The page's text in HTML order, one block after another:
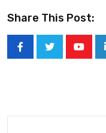
Share This Post: